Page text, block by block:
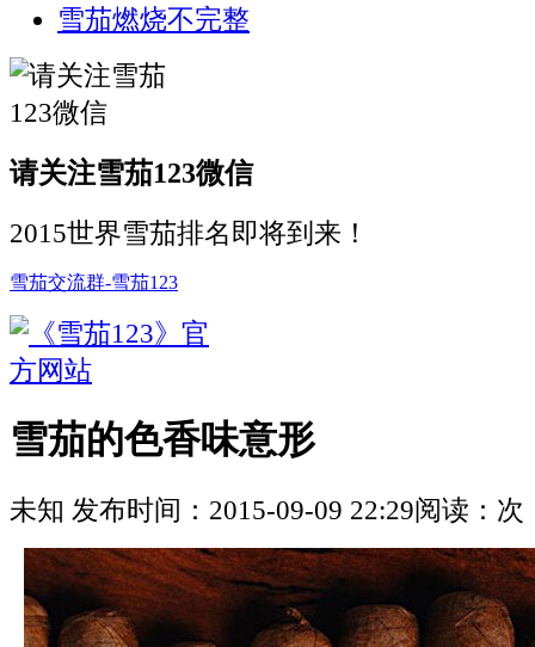
雪茄燃烧不完整
请关注雪茄123微信
2015世界雪茄排名即将到来！
雪茄交流群-雪茄123
雪茄的色香味意形
未知 发布时间： 2015-09-09 22:29阅读： 次